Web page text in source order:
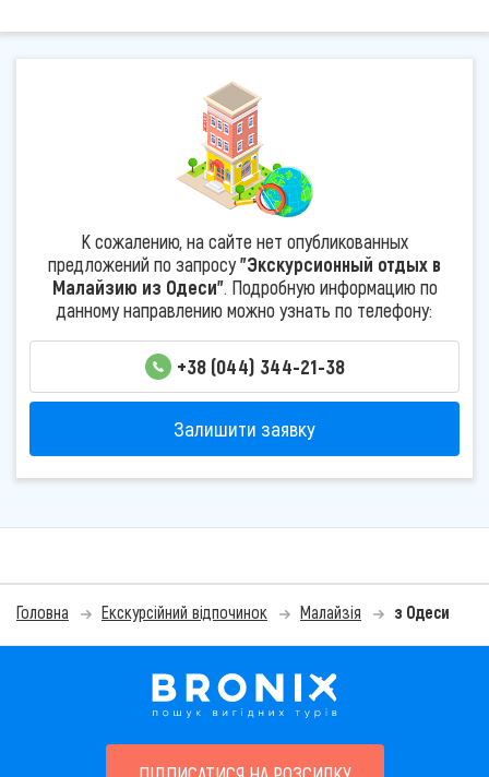
К сожалению, на сайте нет опубликованных
предложений по запросу"Экскурсионный отдых в
Малайзию из Одеси". Подробную информацию по
данному направлению можно узнать по телефону:
+38 (044) 344-21-38
Залишити заявку
Головна Екскурсійний відпочинок Малайзія з Одеси